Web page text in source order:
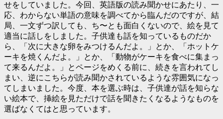
せをしていました。今回、英語版の読み聞かせにあたり、一
応、わからない単語の意味を調べてから臨んだのですが、結
局、一文ずつ訳しても、ち〜とも面白くないので、絵を見て
適当に話しをしました。子供達も話を知っているものだか
ら、「次に大きな卵をみつけるんだよ。」とか、「ホットケ
ーキを焼くんだよ。」とか、「動物がケーキを食べに集まっ
て来るんだよ。」とページをめくる前に、続きを言われてし
まい、逆にこちらが読み聞かされているような雰囲気になっ
てしまいました。今度、本を選ぶ時は、子供達が話を知らな
い絵本で、挿絵を見ただけで話を聞きたくなるようなものを
選ばなくてはと思っています。